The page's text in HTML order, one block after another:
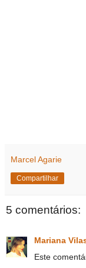
Marcel Agarie
Compartilhar
5 comentários:
Mariana
Este